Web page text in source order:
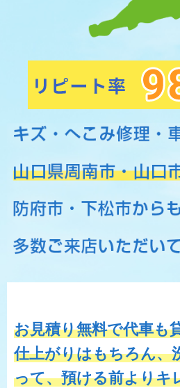
お見積り無料で代車も
仕上がりはもちろん、
って、預ける前よりキ